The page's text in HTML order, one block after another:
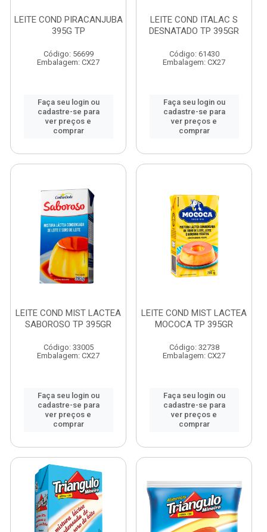
LEITE COND PIRACANJUBA
395G TP
Código: 56699
Embalagem: CX27
Faça seu login ou
cadastre-se para
ver preços e
comprar
LEITE COND ITALAC S
DESNATADO TP 395GR
Código: 61430
Embalagem: CX27
Faça seu login ou
cadastre-se para
ver preços e
comprar
LEITE COND MIST LACTEA
SABOROSO TP 395GR
Código: 33005
Embalagem: CX27
Faça seu login ou
cadastre-se para
ver preços e
comprar
LEITE COND MIST LACTEA
MOCOCA TP 395GR
Código: 32738
Embalagem: CX27
Faça seu login ou
cadastre-se para
ver preços e
comprar